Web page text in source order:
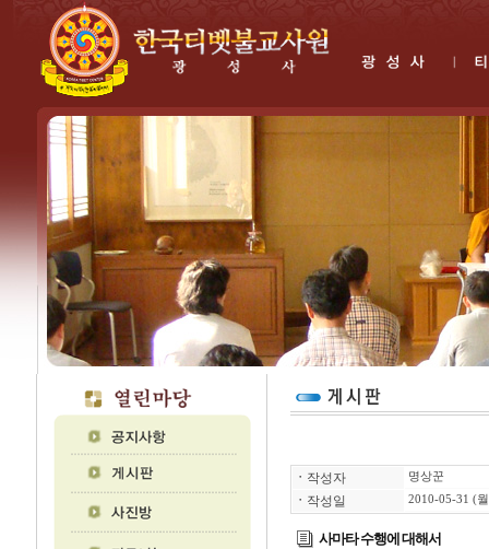
ㆍ 작성자 명상꾼
ㆍ 작성일 2010-05-31 (
사마타 수행에 대해서